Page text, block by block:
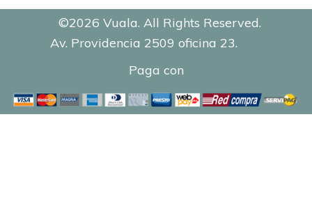
©2026 Vuala. All Rights Reserved.
Av. Providencia 2509 oficina 23.
Paga con